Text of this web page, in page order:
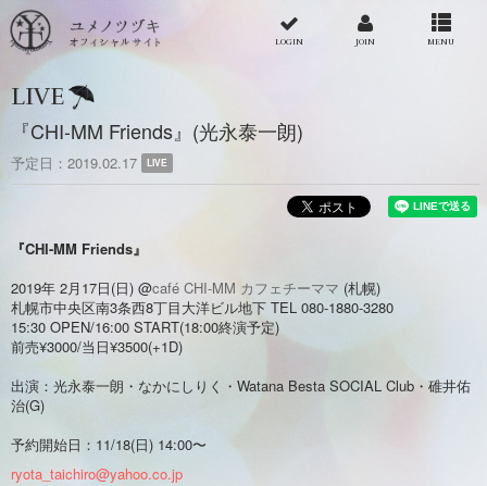
LOGIN JOIN MENU
LIVE
『CHI-MM Friends』(光永泰一朗)
予定日 2019.02.17 LIVE
『CHI-MM Friends』
2019年 2月17日(日) @café CHI-MM カフェチーママ (札幌)
札幌市中央区南3条西8丁目大洋ビル地下 TEL 080-1880-3280
15:30 OPEN/16:00 START(18:00終演予定)
前売¥3000/当日¥3500(+1D)
出演：光永泰一朗・なかにしりく・Watana Besta SOCIAL Club・碓井佑
治(G)
予約開始日：11/18(日) 14:00〜
ryota_taichiro@yahoo.co.jp